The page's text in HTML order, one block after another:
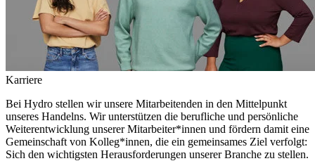
Karriere
Bei Hydro stellen wir unsere Mitarbeitenden in den Mittelpunkt
unseres Handelns. Wir unterstützen die berufliche und persönliche
Weiterentwicklung unserer Mitarbeiter*innen und fördern damit eine
Gemeinschaft von Kolleg*innen, die ein gemeinsames Ziel verfolgt:
Sich den wichtigsten Herausforderungen unserer Branche zu stellen.